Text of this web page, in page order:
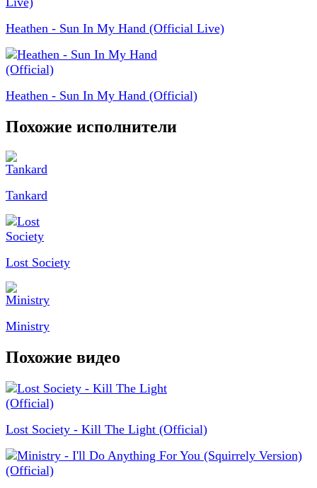
Heathen - Sun In My Hand (Official Live)
Heathen - Sun In My Hand (Official)
Похожие исполнители
Tankard
Lost Society
Ministry
Похожие видео
Lost Society - Kill The Light (Official)